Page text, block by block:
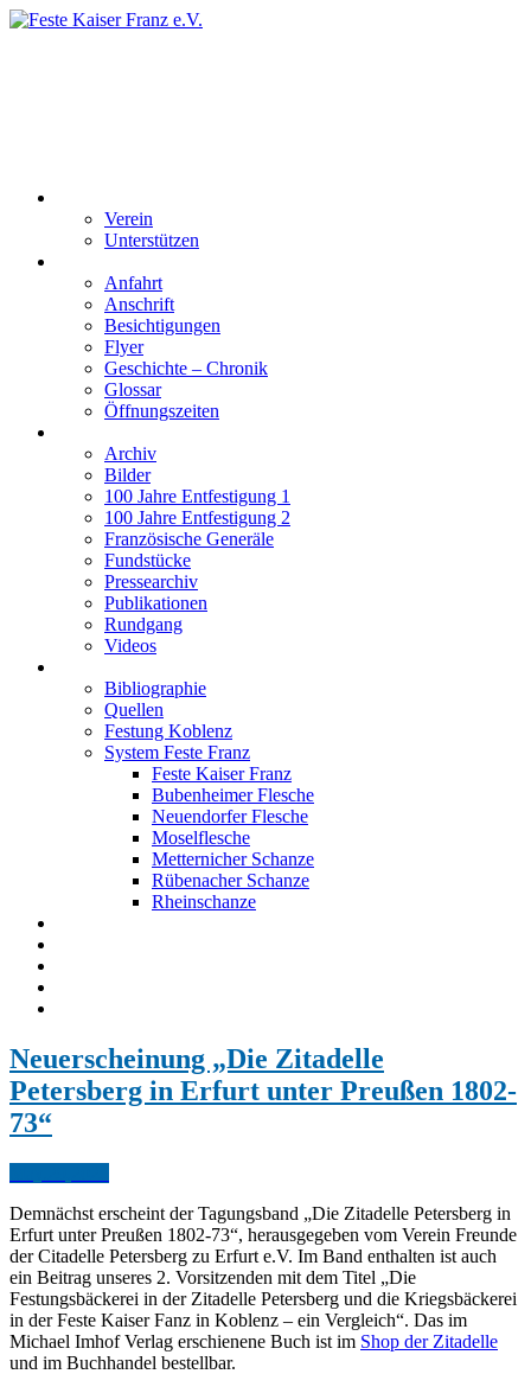
Verein
Unterstützen
Anfahrt
Anschrift
Besichtigungen
Flyer
Geschichte – Chronik
Glossar
Öffnungszeiten
Archiv
Bilder
100 Jahre Entfestigung 1
100 Jahre Entfestigung 2
Französische Generäle
Fundstücke
Pressearchiv
Publikationen
Rundgang
Videos
Bibliographie
Quellen
Festung Koblenz
System Feste Franz
Feste Kaiser Franz
Bubenheimer Flesche
Neuendorfer Flesche
Moselflesche
Metternicher Schanze
Rübenacher Schanze
Rheinschanze
Neuerscheinung „Die Zitadelle
Petersberg in Erfurt unter Preußen 1802-
73“
Demnächst erscheint der Tagungsband „Die Zitadelle Petersberg in
Erfurt unter Preußen 1802-73“, herausgegeben vom Verein Freunde
der Citadelle Petersberg zu Erfurt e.V. Im Band enthalten ist auch
ein Beitrag unseres 2. Vorsitzenden mit dem Titel „Die
Festungsbäckerei in der Zitadelle Petersberg und die Kriegsbäckerei
in der Feste Kaiser Fanz in Koblenz – ein Vergleich“. Das im
Michael Imhof Verlag erschienene Buch ist im Shop der Zitadelle
und im Buchhandel bestellbar.